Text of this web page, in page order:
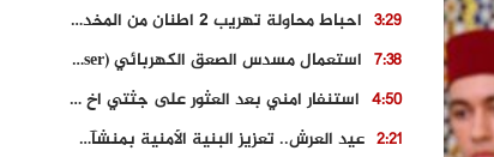
3:29
احباط محاولة تهريب 2 اطنان من المخدرات بتارودانت
7:38
استعمال مسدس الصعق الكهربائي (Taser) من اجل تحرير شابة محتجزة
4:50
استنفار امني بعد العثور على جثتي اخ و ابن صاحب مطعم اسماك مشهور بطنجة
2:21
عيد العرش.. تعزيز البنية الأمنية بمنشآت و مصالح جديدة بكل من الحسيمة – فاس و الناظور